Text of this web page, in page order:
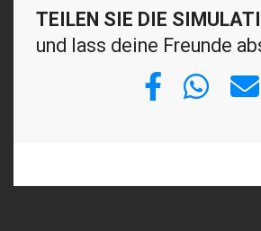
TEILEN SIE DIE
und lass deine Freunde